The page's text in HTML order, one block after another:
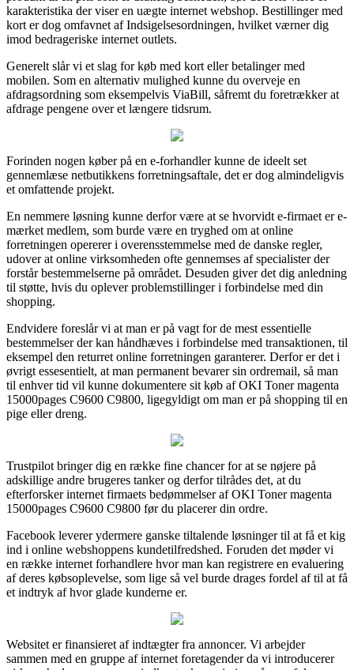
karakteristika der viser en uægte internet webshop. Bestillinger med
kort er dog omfavnet af Indsigelsesordningen, hvilket værner dig
imod bedrageriske internet outlets.
Generelt slår vi et slag for køb med kort eller betalinger med
mobilen. Som en alternativ mulighed kunne du overveje en
afdragsordning som eksempelvis ViaBill, såfremt du foretrækker at
afdrage pengene over et længere tidsrum.
Forinden nogen køber på en e-forhandler kunne de ideelt set
gennemlæse netbutikkens forretningsaftale, det er dog almindeligvis
et omfattende projekt.
En nemmere løsning kunne derfor være at se hvorvidt e-firmaet er e-
mærket medlem, som burde være en tryghed om at online
forretningen opererer i overensstemmelse med de danske regler,
udover at online virksomheden ofte gennemses af specialister der
forstår bestemmelserne på området. Desuden giver det dig anledning
til støtte, hvis du oplever problemstillinger i forbindelse med din
shopping.
Endvidere foreslår vi at man er på vagt for de mest essentielle
bestemmelser der kan håndhæves i forbindelse med transaktionen, til
eksempel den returret online forretningen garanterer. Derfor er det i
øvrigt essesentielt, at man permanent bevarer sin ordremail, så man
til enhver tid vil kunne dokumentere sit køb af OKI Toner magenta
15000pages C9600 C9800, ligegyldigt om man er på shopping til en
pige eller dreng.
Trustpilot bringer dig en række fine chancer for at se nøjere på
adskillige andre brugeres tanker og derfor tilrådes det, at du
efterforsker internet firmaets bedømmelser af OKI Toner magenta
15000pages C9600 C9800 før du placerer din ordre.
Facebook leverer ydermere ganske tiltalende løsninger til at få et kig
ind i online webshoppens kundetilfredshed. Foruden det møder vi
en række internet forhandlere hvor man kan registrere en evaluering
af deres købsoplevelse, som lige så vel burde drages fordel af til at få
et indtryk af hvor glade kunderne er.
Websitet er finansieret af indtægter fra annoncer. Vi arbejder
sammen med en gruppe af internet foretagender da vi introducerer